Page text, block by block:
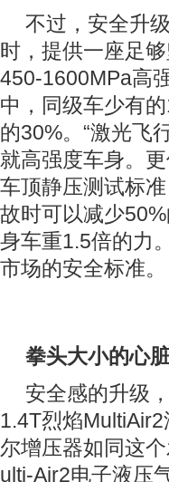
不过，安全升
时，提供一座足
450-1600MPa高
中，同级车少有
的30%。“激光飞
就高强度车身。
车顶静压测试标
故时可以减少
身车重1.5倍的力
市场的安全标准。
拳头大小的心
安全感的升级
1.4T烈焰
尔增压器如同这
ulti-Air2电子液压